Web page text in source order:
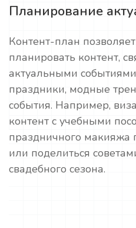
Планирование
Контент-план
планировать контент,
актуальными
праздники, модные
события. Например,
контент с учебными
праздничного
или поделиться
свадебного сезона.